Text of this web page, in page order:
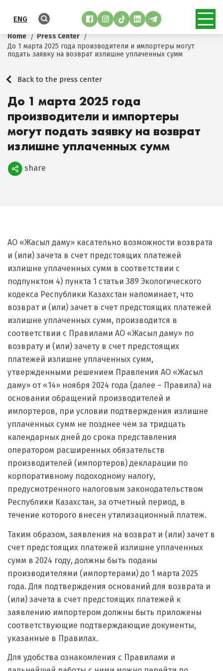
ENG
Home
Press Center
До 1 марта 2025 года производители и импортеры могут
подать заявку на возврат излишне уплаченных сумм
Back to the press center
До 1 марта 2025 года
производители и импортеры
могут подать заявку на возврат
излишне уплаченных сумм
Поделиться
share
АО «Жасыл даму» касательно возможности возврата
и (или) зачета в счет предстоящих платежей
излишне уплаченных сумм в соответствии с
подпунктом 4) пункта 1 статьи 389 Экологического
кодекса Республики Казахстан напоминает, что
возврат и (или) зачет в счет предстоящих платежей
излишне уплаченных сумм, производится в
соответствии с Правилами АО «Жасыл даму» по
возврату и (или) зачету в счет предстоящих
платежей излишне уплаченных сумм,
утвержденными решением Правления АО «Жасыл
даму» от «14» ноября 2024 года (далее – Правила) на
основании обращений производителей и
импортеров, при условии подтверждения излишне
уплаченных сумм не позднее чем за тридцать
календарных дней до срока представления
оператором расширенных обязательств
производителей (импортеров) декларации по
корпоративному подоходному налогу,
предусмотренного налоговым законодательством
Республики Казахстан, за отчетный период, в
течение которого внесен утилизационный платеж.
Таким образом, заявления на возврат и (или) зачет в
счет предстоящих платежей излишне уплаченных
сумм в 2024 году, должны быть поданы
производителями (импортерами) до 1 марта 2025
года. Для подтверждения оснований для возврата и
(или) зачета в счет предстоящих платежей к
заявлению импортером должны быть приложены
соответствующие подтверждающие документы,
указанные в Правилах.
Для удобства ознакомления с Правилами и